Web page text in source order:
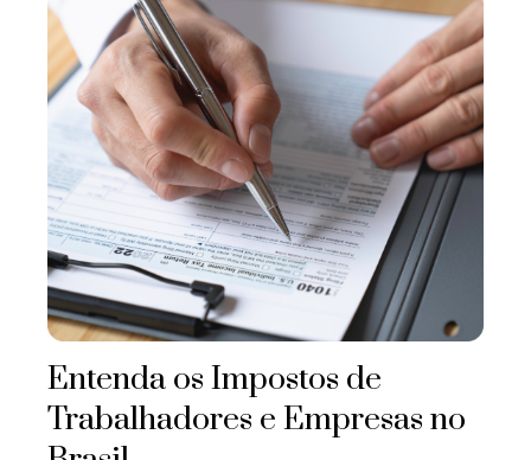
Entenda os Impostos de
Trabalhadores e Empresas no